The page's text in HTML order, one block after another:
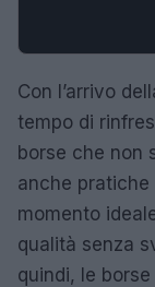
Con l’arrivo
tempo di
borse che non
anche pratiche
momento
qualità senza
quindi, le